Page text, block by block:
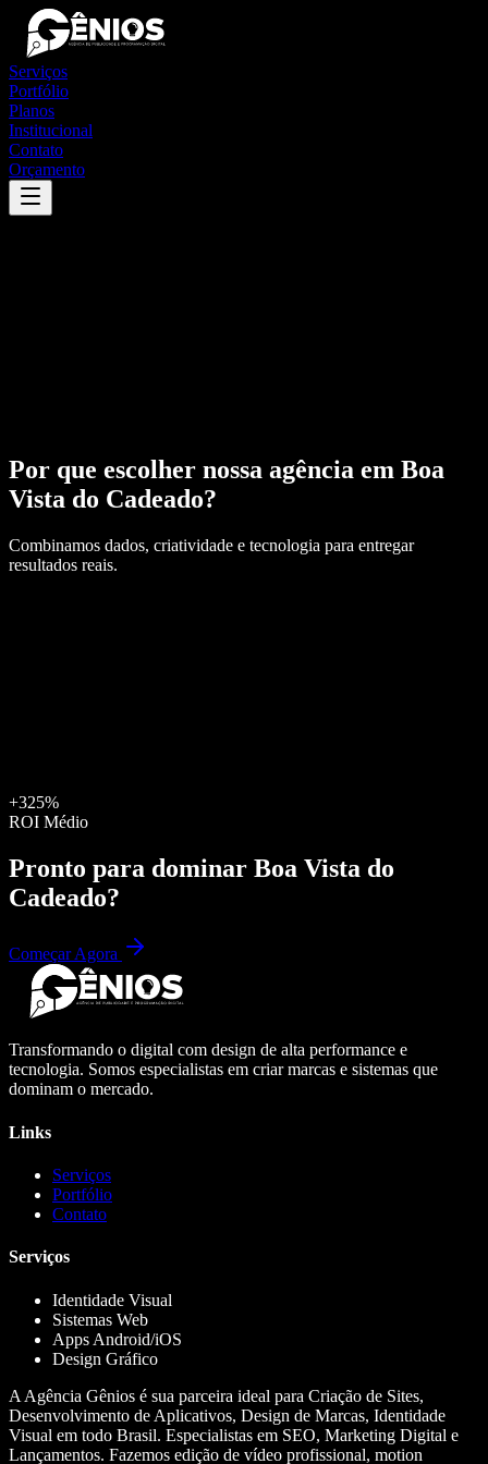
Serviços
Portfólio
Planos
Institucional
Contato
Orçamento
Por que escolher nossa agência em Boa
Vista do Cadeado?
Combinamos dados, criatividade e tecnologia para entregar
resultados reais.
+325%
ROI Médio
Pronto para dominar Boa Vista do
Cadeado?
Começar Agora
Transformando o digital com design de alta performance e
tecnologia. Somos especialistas em criar marcas e sistemas que
dominam o mercado.
Links
Serviços
Portfólio
Contato
Serviços
Identidade Visual
Sistemas Web
Apps Android/iOS
Design Gráfico
A Agência Gênios é sua parceira ideal para Criação de Sites,
Desenvolvimento de Aplicativos, Design de Marcas, Identidade
Visual em todo Brasil. Especialistas em SEO, Marketing Digital e
Lançamentos. Fazemos edição de vídeo profissional, motion